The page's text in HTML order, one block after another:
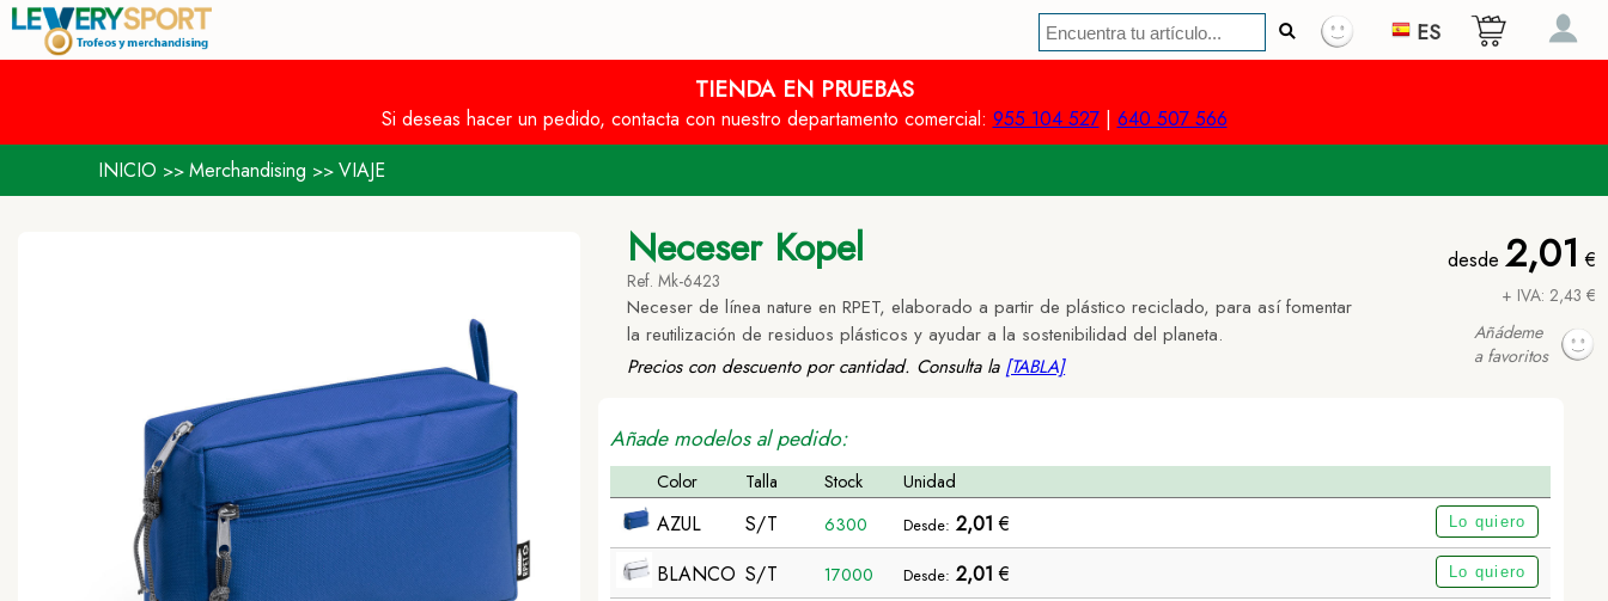
ES
TIENDA EN PRUEBAS
Si deseas hacer un pedido, contacta con nuestro departamento comercial: 955 104 527| 640 507 566
INICIO >> Merchandising >> VIAJE
Neceser Kopel
Ref. Mk-6423
Neceser de línea nature en RPET, elaborado a partir de plástico reciclado, para así fomentar
la reutilización de residuos plásticos y ayudar a la sostenibilidad del planeta.
Precios con descuento por cantidad. Consulta la [TABLA]
desde 2,01 €
+ IVA: 2,43 €
Añádeme
a favoritos
Añade modelos al pedido:
Color Talla Stock Unidad
AZUL S/T 6300 Desde: 2,01 € Lo quiero
BLANCO S/T 17000 Desde: 2,01 € Lo quiero